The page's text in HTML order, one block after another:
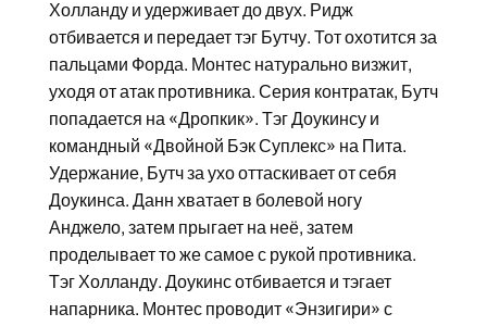
Холланду и удерживает до двух. Ридж
отбивается и передает тэг Бутчу. Тот охотится за
пальцами Форда. Монтес натурально визжит,
уходя от атак противника. Серия контратак, Бутч
попадается на «Дропкик». Тэг Доукинсу и
командный «Двойной Бэк Суплекс» на Пита.
Удержание, Бутч за ухо оттаскивает от себя
Доукинса. Данн хватает в болевой ногу
Анджело, затем прыгает на неё, затем
проделывает то же самое с рукой противника.
Тэг Холланду. Доукинс отбивается и тэгает
напарника. Монтес проводит «Энзигири» с